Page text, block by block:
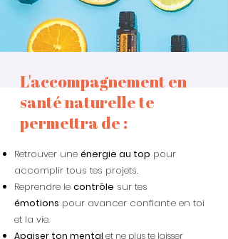
L'accompagnement en
santé naturelle te
permettra de :
Retrouver une énergie au top pour
accomplir tous tes projets.
Reprendre le contrôle sur tes
émotions pour avancer confiant·e en toi
et la vie.
Apaiser ton mental et ne plus te laisser